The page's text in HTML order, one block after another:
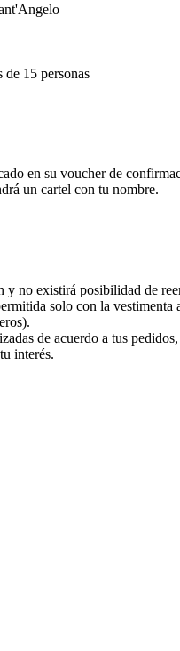
de 15 personas
en su voucher de
un cartel con tu nombre.
y no existirá posibilidad de
solo con la vestimenta
de acuerdo a tus
interés.